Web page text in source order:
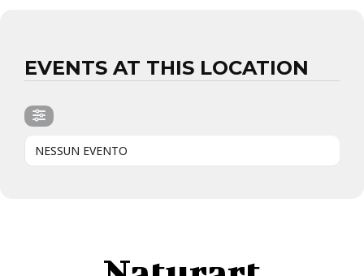
EVENTS AT THIS LOCATION
NESSUN EVENTO